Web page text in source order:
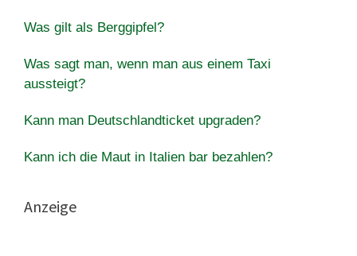
Was gilt als Berggipfel?
Was sagt man, wenn man aus einem Taxi
aussteigt?
Kann man Deutschlandticket upgraden?
Kann ich die Maut in Italien bar bezahlen?
Anzeige